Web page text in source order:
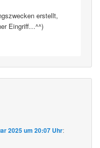
erstellt,
Eingriff…^^)
2025 um 20:07 Uhr: